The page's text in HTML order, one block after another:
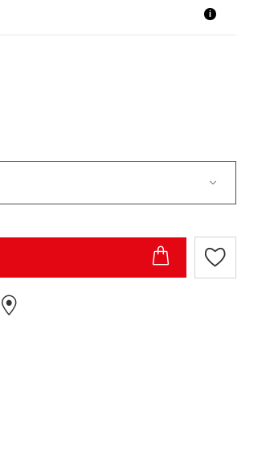
i
Zur
Wunschliste